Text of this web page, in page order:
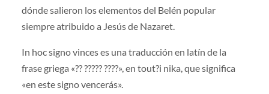
dónde salieron los elementos del Belén popular
siempre atribuido a Jesús de Nazaret.
In hoc signo vinces es una traducción en latín de la
frase griega «?? ????? ????», en tout?i nika, que significa
«en este signo vencerás».